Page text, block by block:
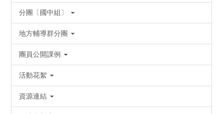
分團〔國中組〕
地方輔導群分團
團員公開課例
活動花絮
資源連結